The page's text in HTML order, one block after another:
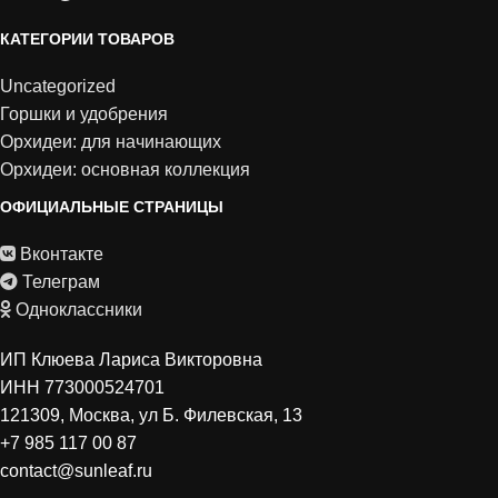
КАТЕГОРИИ ТОВАРОВ
Uncategorized
Горшки и удобрения
Орхидеи: для начинающих
Орхидеи: основная коллекция
ОФИЦИАЛЬНЫЕ СТРАНИЦЫ
Вконтакте
Телеграм
Одноклассники
ИП Клюева Лариса Викторовна
ИНН 773000524701
121309, Москва, ул Б. Филевская, 13
+7 985 117 00 87
contact@sunleaf.ru